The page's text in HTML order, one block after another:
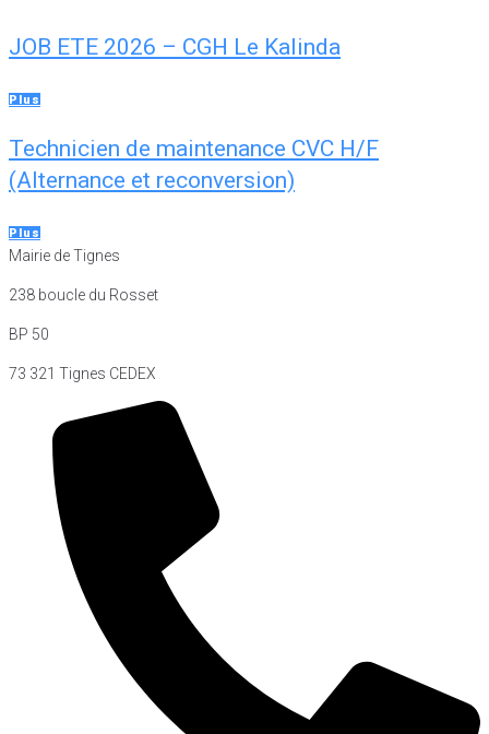
JOB ETE 2026 – CGH Le Kalinda
Plus
Technicien de maintenance CVC H/F
(Alternance et reconversion)
Plus
Mairie de Tignes
238 boucle du Rosset
BP 50
73 321 Tignes CEDEX